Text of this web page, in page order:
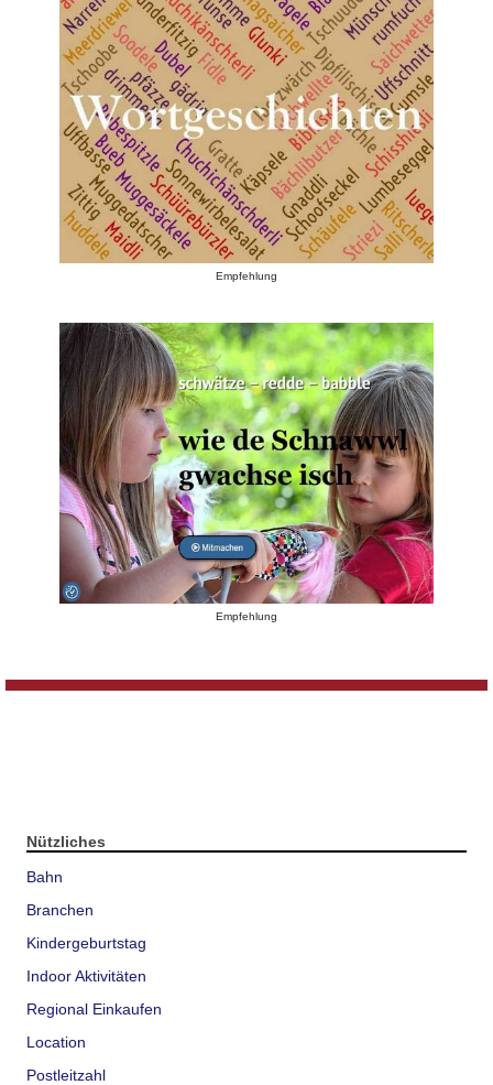
Empfehlung
Empfehlung
Nützliches
Bahn
Branchen
Kindergeburtstag
Indoor Aktivitäten
Regional Einkaufen
Location
Postleitzahl